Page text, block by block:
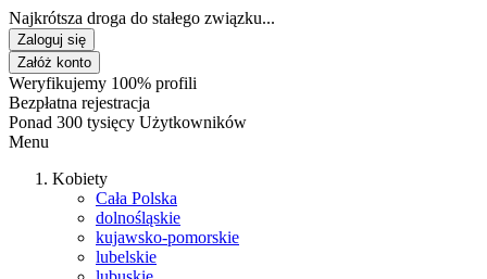
Najkrótsza droga do stałego związku...
Zaloguj się
Załóż konto
Weryfikujemy 100% profili
Bezpłatna rejestracja
Ponad 300 tysięcy Użytkowników
Menu
Kobiety
Cała Polska
dolnośląskie
kujawsko-pomorskie
lubelskie